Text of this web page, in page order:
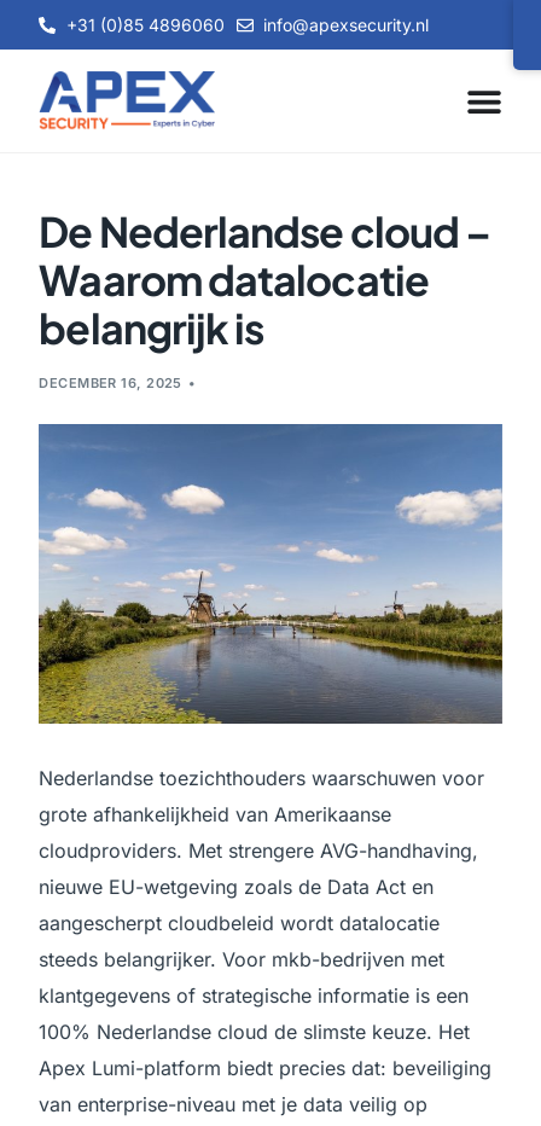
+31 (0)85 4896060 info@apexsecurity.nl
De Nederlandse cloud –
Waarom datalocatie
belangrijk is
DECEMBER 16, 2025
Nederlandse toezichthouders waarschuwen voor
grote afhankelijkheid van Amerikaanse
cloudproviders. Met strengere AVG-handhaving,
nieuwe EU-wetgeving zoals de Data Act en
aangescherpt cloudbeleid wordt datalocatie
steeds belangrijker. Voor mkb-bedrijven met
klantgegevens of strategische informatie is een
100% Nederlandse cloud de slimste keuze. Het
Apex Lumi-platform biedt precies dat: beveiliging
van enterprise-niveau met je data veilig op